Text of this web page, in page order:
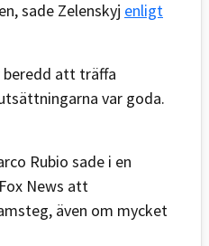
sade Zelenskyj enligt
beredd att träffa
var goda.
Rubio sade i en
News att
även om mycket